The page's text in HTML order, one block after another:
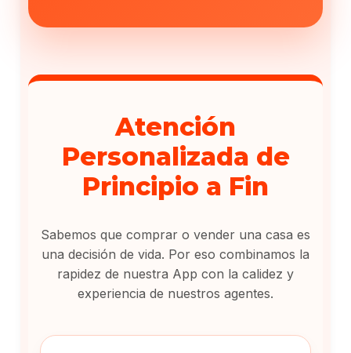
Atención
Personalizada de
Principio a Fin
Sabemos que comprar o vender una casa es
una decisión de vida. Por eso combinamos la
rapidez de nuestra App con la calidez y
experiencia de nuestros agentes.